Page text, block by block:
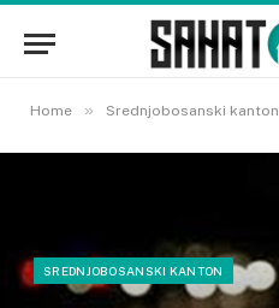
Home » Srednjobosanski kanton
SREDNJOBOSANSKI KANTON